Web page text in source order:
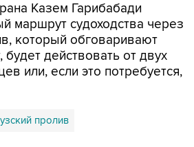
Казем Гарибабади
маршрут судоходства через
который обговаривают
будет действовать от двух
или, если это потребуется,
пролив